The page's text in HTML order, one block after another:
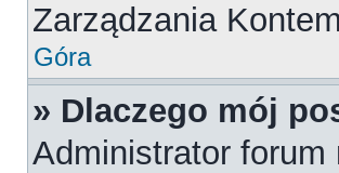
Zarządzania
Góra
» Dlaczego mój
Administrator forum